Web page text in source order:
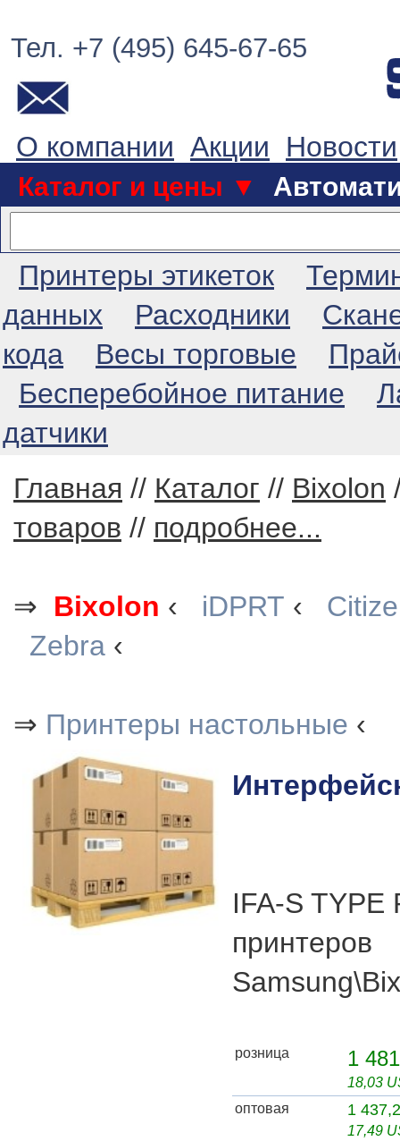
Тел. +7 (495) 645-67-65
О компании Акции Новости
Каталог и цены ▼
Принтеры этикеток
данных
Расходники
кода
Весы торговые
Бесперебойное питание
датчики
Главная // Каталог // Bixolon
товаров // подробнее...
⇒ Bixolon ‹ iDPRT ‹
Zebra ‹
⇒ Принтеры настольные ‹
IFA-S TYPE
принтеров
розница 1
18,03
оптовая
1
17,49